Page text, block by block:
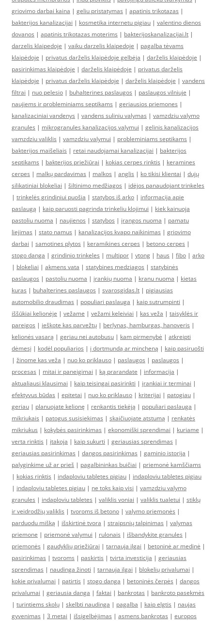
griovimo darbai kaina | geliu pristatymas | apatinis trikotazas |
bakterijos kanalizacijai | kosmetika internetu pigiau | valentino dienos
dovanos | apatinis trikotazas moterims | bakterijoskanalizacijai.lt |
darzelis klaipedoje | vaiku darzelis klaipedoje | pagalba tėvams
klaipėdoje | privatus darželis klaipėdoje gelbėja | darželis klaipėdoje |
pasirinkimas klaipėdoje | darželis klaipėdoje | privatus darželis
klaipėdoje | privatus darželis klaipėdoje | darželis klaipėdoje | vandens
filtrai | nuo pelesio | buhalterines paslaugos | paslaugos vilniuje |
naujiems ir probleminiams septikams | geriausios priemones |
kanalizaciniai vandenys | vandens suliniu valymas | vamzdziu valymo
granules | mikrogranules kanalizacijos valymui | gelinis kanalizacijos
vamzdziu valiklis | vamzdziu valymui | probleminiams septikams |
bakterijos maišeliais | retai naudojamai kanalizacijai | bakterijos
septikams | bakterijos priežiūrai | kokias cerpes rinktis | keramines
cerpes | malkų pardavimas | malkos | anglis | ko tikisi klientai | dujų
silikatiniai blokeliai | šiltinimo medžiagos | idėjos panaudojant trinkeles
| trinkelės grindiniui puošia | statybos iš arko | informacija apie
paslaugą | kaip paruosti pagrinda trinkeliu klojimui | kiek kainuoja
pastoliu nuoma | naujienos | statybos | įrangos nuoma | pamatu
liejimas | stato namus | kanalizacijos kvapo naikinimas | griovimo
darbai | samotines plytos | keramikines cerpes | betono cerpes |
stogo danga | grindinio trinkeles | multipor | ytong | haus | fibo | arko
| blokeliai | akmens vata | statybines medziagos | statybinės
paslaugos | pastoliu nuoma | įrankių nuoma | kranu nuoma | kietas
kuras | buhalterines paslaugos | svarosgidas.lt | pigiausias
automobilio draudimas | populiari paslauga | kaip sutrumpinti |
iššūkiai kelionėje | vežame | vežami keleiviai | kas veža | taisyklės ir
pareigos | ieškote kas parvežtų | berlynas, hamburgas, hanoveris |
kelionės vasarą | geriau nei autobusu | kam pirmenybė | atkreipti
dėmesį | kodėl populiarios | į dortmundą ar mincheną | kaip pasiruošti
| žinome kas veža | nuo ko priklauso | paslaugos | paslaugos |
procesas | mitai ir paneigimai | ką prarandate | informacija |
aktualiausi klausimai | kaip teisingai pasirinkti | įrankiai ir terminai |
efektyvus būdas | epitetai | nuo ko priklauso | kriterijai | patogiau |
geriau | planuojate kelionę | renkantis tiekėją | populiari paslauga |
mikriukais | patogus susisiekimas | skaičiuojate atstumą | renkatės
mikriukus | kokybės pasirinkimas | ekonomiški sprendimai | kuriame |
verta rinktis | įtakoja | kaip sukurti | geriausias sprendimas |
geriausias pasirinkimas | dangos pasirinkimas | gaminio istorija |
palyginkime už ar prieš | pagalbininkas buičiai | priemonė kamščiams
| kokias rinktis | indaploviu tabletes pigiau | indaploviu tabletes pigiau
| indaploviu tabletes pigiau | ne toks kaip visi | vamzdziu valymo
granules | indaploviu tabletes | valiklis voniai | valiklis tualetui | stiklų
ir veidrodžių valiklis | tvoroms iš betono | valymo priemonės |
parduodu mišką | išskirtinė tvora | straipsnių talpinimas | valymas
priemone | priemonė valymui | rulonais | išbandykite granules |
priemonės | gaudyklių priežiūrai | tarnauja ilgai | betoninė ar medinė |
pasirinkimas | tvoroms | paskirtis | tvirta investicija | geriausias
sprendimas | naudinga žinoti | tarnauja ilgai | blokelių privalumai |
kokie privalumai | patirtis | stogo danga | betoninės čerpės | dangos
privalumai | geriausia danga | faktai | bankrotas | bankroto pasekmės
| turintiems skolų | skelbti naudinga | pagalba | kaip elgtis | naujas
gyvenimas | 3 metai | išsigelbėjimas | asmens bankrotas | europos